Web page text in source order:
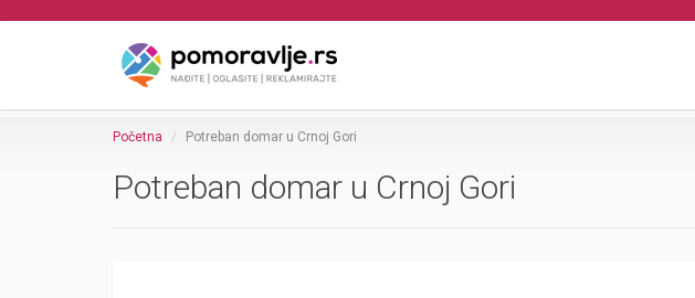
Početna Potreban domar u Crnoj Gori
Potreban domar u Crnoj Gori